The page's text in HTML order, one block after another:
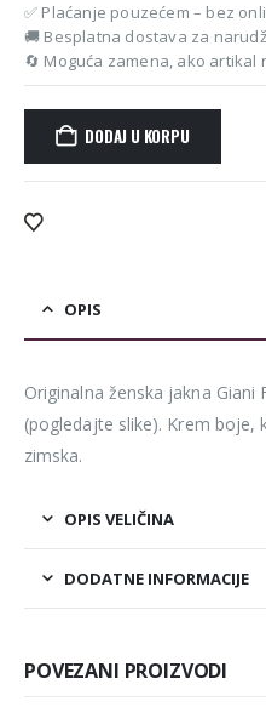
✅ Plaćanje pouzećem – bez
🚚 Besplatna dostava za
🔄 Moguća zamena, ako artikal
DODAJ U KORPU
Alternative:
OPIS
Originalna ženska jakna
(pogledajte slike). Krem boje,
zimska.
OPIS VELIČINA
DODATNE INFORMACIJE
POVEZANI PROIZVODI